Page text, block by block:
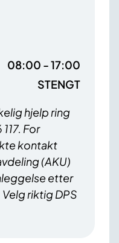
08:00 - 17:00
STENGT
hjelp ring
For
kontakt
(AKU)
etter
riktig DPS